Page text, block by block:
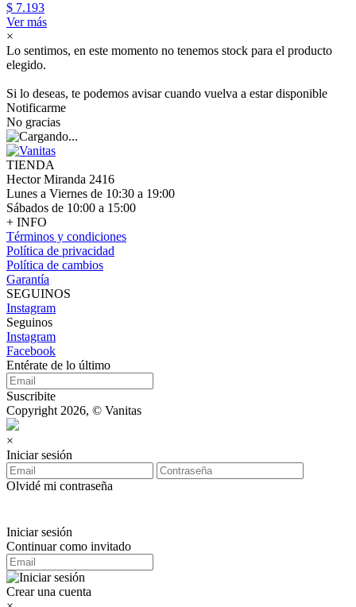
$ 7.193
Ver más
×
Lo sentimos, en este momento no tenemos stock para el producto
elegido.
Si lo deseas, te podemos avisar cuando vuelva a estar disponible
Notificarme
No gracias
TIENDA
Hector Miranda 2416
Lunes a Viernes de 10:30 a 19:00
Sábados de 10:00 a 15:00
+ INFO
Términos y condiciones
Política de privacidad
Política de cambios
Garantía
SEGUINOS
Instagram
Seguinos
Instagram
Facebook
Entérate de lo último
Suscribite
Copyright 2026, © Vanitas
×
Iniciar sesión
Olvidé mi contraseña
Iniciar sesión
Continuar como invitado
Crear una cuenta